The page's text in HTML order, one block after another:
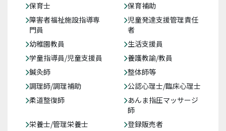
保育士
保育補助
障害者福祉施設指導専
門員
児童発達支援管理責任
者
幼稚園教員
生活支援員
学童指導員/児童支援員
養護教諭/教員
鍼灸師
整体師等
調理師/調理補助
公認心理士/臨床心理士
柔道整復師
あんま指圧マッサージ
師
栄養士/管理栄養士
登録販売者